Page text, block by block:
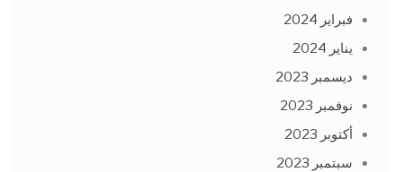
فبراير 2024
يناير 2024
ديسمبر 2023
نوفمبر 2023
أكتوبر 2023
سبتمبر 2023